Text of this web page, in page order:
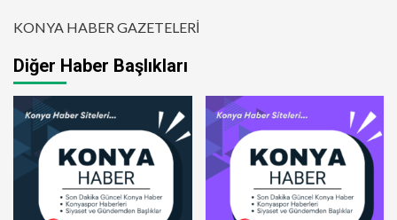
KONYA HABER GAZETELERİ
Diğer Haber Başlıkları